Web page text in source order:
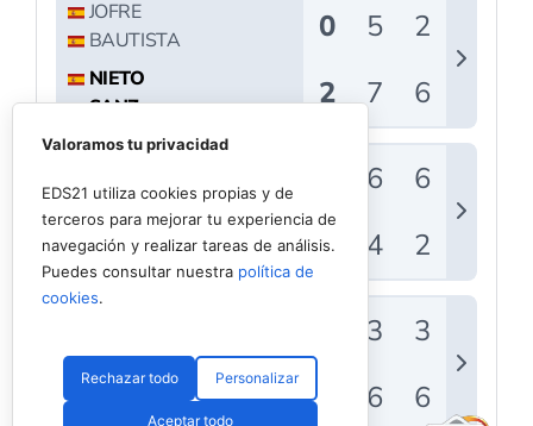
Valoramos tu privacidad
EDS21 utiliza cookies propias y de
terceros para mejorar tu experiencia de
navegación y realizar tareas de análisis.
Puedes consultar nuestra política de
cookies.
Rechazar todo Personalizar
Aceptar todo